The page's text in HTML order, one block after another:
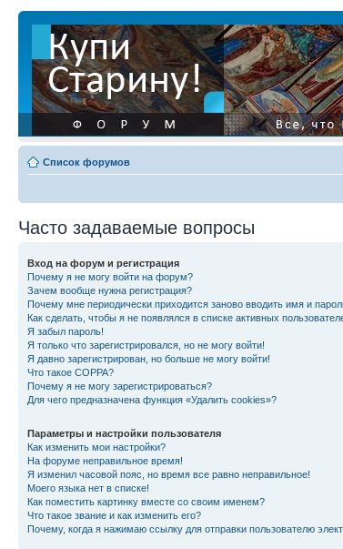
Список форумов
Часто задаваемые вопросы
Вход на форум и регистрация
Почему я не могу войти на форум?
Зачем вообще нужна регистрация?
Почему мне периодически приходится заново вводить имя и
Как сделать, чтобы я не появлялся в списке активных
Я забыл пароль!
Я только что зарегистрировался, но не могу войти!
Я давно зарегистрирован, но больше не могу войти!
Что такое COPPA?
Почему я не могу зарегистрироваться?
Для чего предназначена функция «Удалить cookies»?
Параметры и настройки пользователя
Как изменить мои настройки?
На форуме неправильное время!
Я изменил часовой пояс, но время все равно неправильное!
Моего языка нет в списке!
Как поместить картинку вместе со своим именем?
Что такое звание и как изменить его?
Почему, когда я нажимаю ссылку для отправки пользователю